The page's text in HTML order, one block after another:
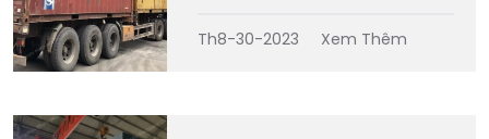
Th8-30-2023 Xem Thêm